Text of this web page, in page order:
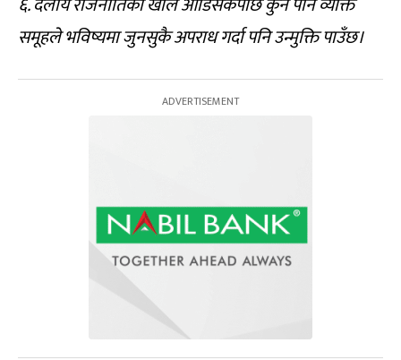
समूहले भविष्यमा जुनसुकै अपराध गर्दा पनि उन्मुक्ति पाउँछ।